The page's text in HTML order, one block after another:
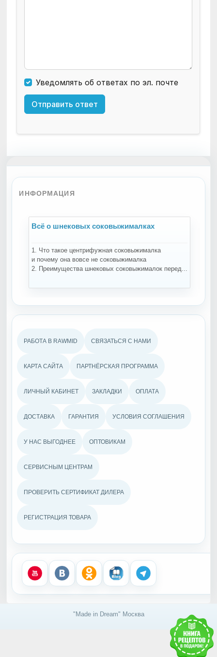
Уведомлять об ответах по эл. почте
Отправить ответ
ИНФОРМАЦИЯ
Всё о шнековых соковыжималках
1. Что такое центрифужная соковыжималка
и почему она вовсе не соковыжималка
2. Преимущества шнековых соковыжималок перед...
РАБОТА В RAWMID СВЯЗАТЬСЯ С НАМИ
КАРТА САЙТА ПАРТНЁРСКАЯ ПРОГРАММА
ЛИЧНЫЙ КАБИНЕТ ЗАКЛАДКИ ОПЛАТА
ДОСТАВКА ГАРАНТИЯ УСЛОВИЯ СОГЛАШЕНИЯ
У НАС ВЫГОДНЕЕ ОПТОВИКАМ
СЕРВИСНЫМ ЦЕНТРАМ
ПРОВЕРИТЬ СЕРТИФИКАТ ДИЛЕРА
РЕГИСТРАЦИЯ ТОВАРА
"Made in Dream" Москва